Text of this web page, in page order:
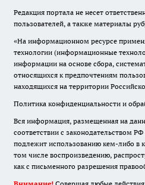
Редакция портала не несет
пользователей, а также материалы
«На информационном ресурсе
технологии (информационные
информации на основе сбора,
относящихся к предпочтениям
находящихся на территории
Политика конфиденциальности и
Вся информация, размещенная на
соответствии с законодательством
подлежит использованию кем-либо в
том числе воспроизведению,
как с письменного разрешения